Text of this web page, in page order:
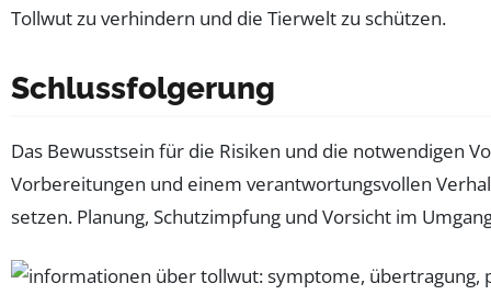
Tollwut zu verhindern und die Tierwelt zu schützen.
Schlussfolgerung
Das Bewusstsein für die Risiken und die notwendigen
Vorbereitungen und einem verantwortungsvollen
setzen. Planung, Schutzimpfung und Vorsicht im